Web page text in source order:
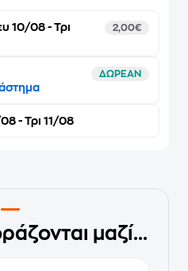
10/08 - Τρι
2,00€
ΔΩΡΕΑΝ
- Τρι 11/08
μαζί...